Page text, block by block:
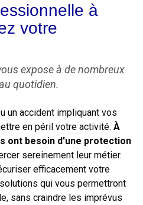
à
votre
expose à de nombreux
quotidien.
un accident impliquant vos
en péril votre activité. À
ont besoin d'une protection
sereinement leur métier.
efficacement votre
qui vous permettront
sans craindre les imprévus